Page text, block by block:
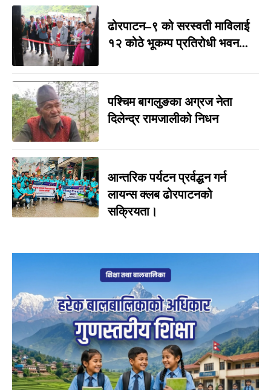
ढोरपाटन–९ को सरस्वती माविलाई
१२ कोठे भूकम्प प्रतिरोधी भवन...
पश्चिम बागलुङका अग्रज नेता
दिलेन्द्र रामजालीको निधन
आन्तरिक पर्यटन प्रर्वद्धन गर्न
लायन्स क्लब ढोरपाटनको
सक्रियता।